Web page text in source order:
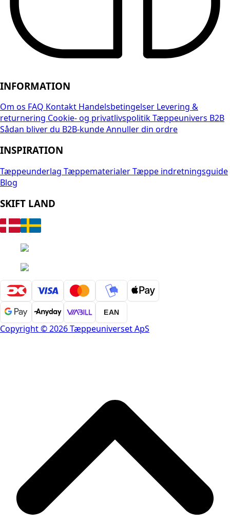
INFORMATION
Om os FAQ Kontakt Handelsbetingelser Levering &
returnering Cookie- og privatlivspolitikTæppeunivers B2B
Sådan bliver du B2B-kundeAnnuller din ordre
INSPIRATION
Tæppeunderlag TæppematerialerTæppe indretningsguide
Blog
SKIFT LAND
EAN
Copyright © 2026 Tæppeuniverset ApS